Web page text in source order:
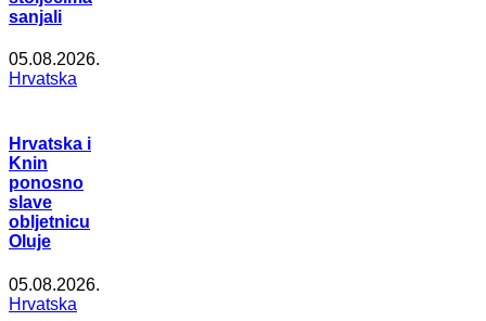
sanjali
05.08.2026.
Hrvatska
Hrvatska i
Knin
ponosno
slave
obljetnicu
Oluje
05.08.2026.
Hrvatska